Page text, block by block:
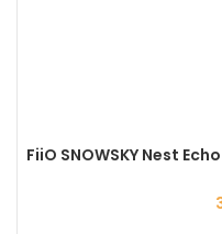
FiiO SNOWSKY Nest